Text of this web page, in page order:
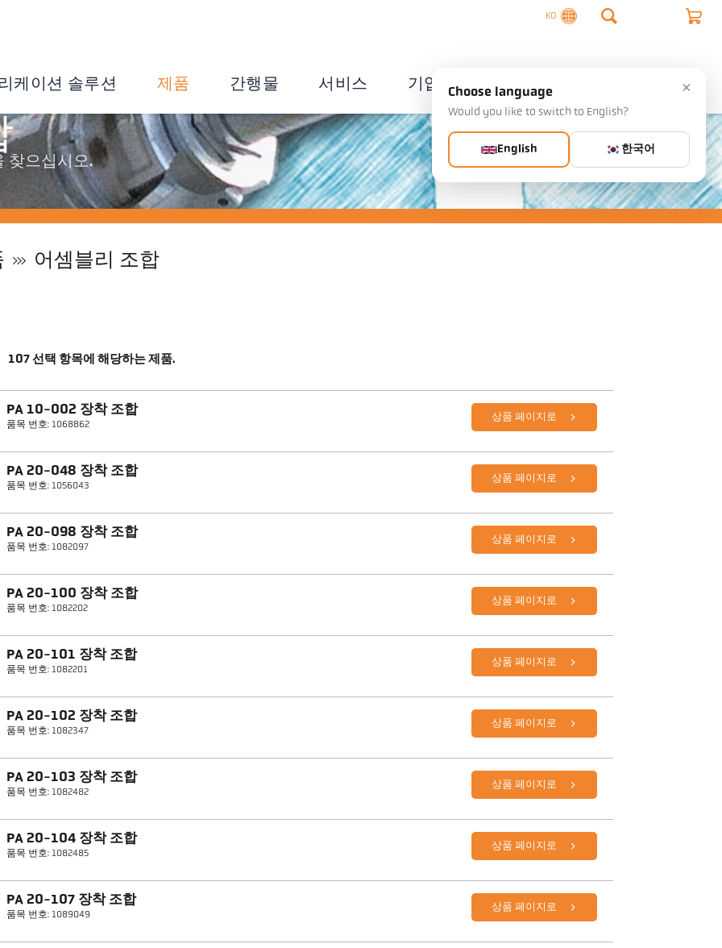
KO
케이션 솔루션 제품 간행물 서비스 기업
찾으십시오.
어셈블리 조합
107선택 항목에 해당하는 제품.
PA 10-002 장착 조합
품목 번호: 1068862
상품 페이지로
PA 20-048 장착 조합
품목 번호: 1056043
상품 페이지로
PA 20-098 장착 조합
품목 번호: 1082097
상품 페이지로
PA 20-100 장착 조합
품목 번호: 1082202
상품 페이지로
PA 20-101 장착 조합
품목 번호: 1082201
상품 페이지로
PA 20-102 장착 조합
품목 번호: 1082347
상품 페이지로
PA 20-103 장착 조합
품목 번호: 1082482
상품 페이지로
PA 20-104 장착 조합
품목 번호: 1082485
상품 페이지로
PA 20-107 장착 조합
품목 번호: 1089049
상품 페이지로
×
Choose language
Would you like to switch to English?
English 한국어